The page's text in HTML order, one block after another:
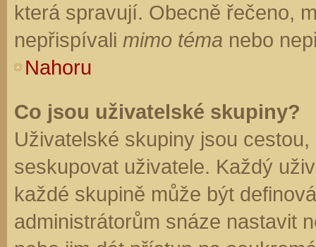
která spravují. Obecně řečeno,
nepřispívali mimo téma nebo
Nahoru
Co jsou uživatelské skupiny?
Uživatelské skupiny jsou
seskupovat uživatele. Každý
každé skupině může být
administrátorům snáze nastavit